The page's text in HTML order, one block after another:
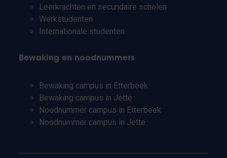
Leerkrachten en secundaire scholen
Werkstudenten
Internationale studenten
Bewaking en noodnummers
Bewaking campus in Etterbeek
Bewaking campus in Jette
Noodnummer campus in Etterbeek
Noodnummer campus in Jette